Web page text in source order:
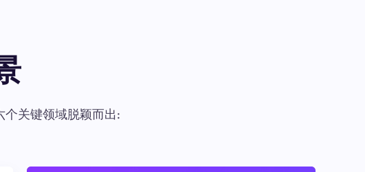
个关键领域脱颖而出: